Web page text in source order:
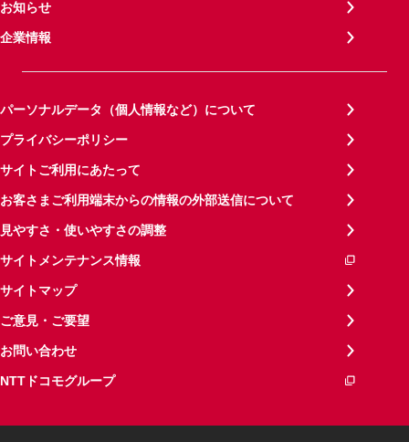
お知らせ
企業情報
パーソナルデータ（個人情報など）について
プライバシーポリシー
サイトご利用にあたって
お客さまご利用端末からの情報の外部送信について
見やすさ・使いやすさの調整
サイトメンテナンス情報
サイトマップ
ご意見・ご要望
お問い合わせ
NTTドコモグループ